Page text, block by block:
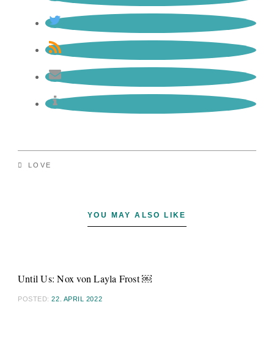
LOVE
YOU MAY ALSO LIKE
Until Us: Nox von Layla Frost ￼
POSTED:22. APRIL 2022